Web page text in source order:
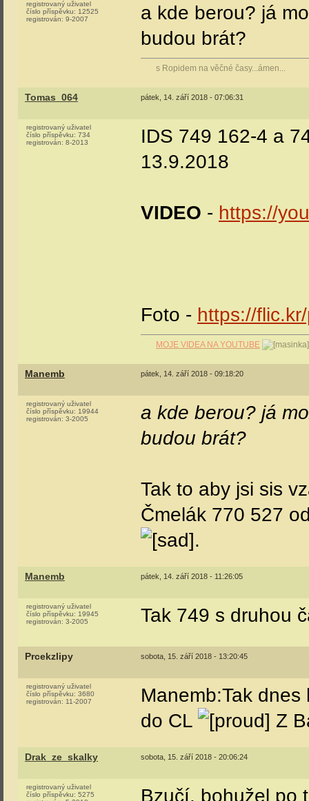
registrovaný uživatel
číslo příspěvku: 12525
registrován: 9-2007
a kde berou? já
budou brát?
s Ropidem na věčné časy...ámen...
Tomas_064 pátek, 14. září 2018 - 07:06:31
registrovaný uživatel
číslo příspěvku: 734
registrován: 8-2013
IDS 749 162-4 a
13.9.2018
VIDEO - https://
Foto - https://
MOJE VIDEA NA YOUTUBE
Manemb pátek, 14. září 2018 - 09:18:20
registrovaný uživatel
číslo příspěvku: 19944
registrován: 3-2005
a kde berou? já
budou brát?
Tak to aby jsi sis
Čmelák 770 527
.
Manemb pátek, 14. září 2018 - 11:26:05
registrovaný uživatel
číslo příspěvku: 19945
registrován: 3-2005 Tak 749 s druhou
Prcekzlipy sobota, 15. září 2018 - 13:20:45
registrovaný uživatel
číslo příspěvku: 3680
registrován: 11-2007
Manemb:Tak
do CL
Z
Drak_ze_skalky sobota, 15. září 2018 - 20:06:24
registrovaný uživatel
číslo příspěvku: 5275
Bzučí, bohužel po